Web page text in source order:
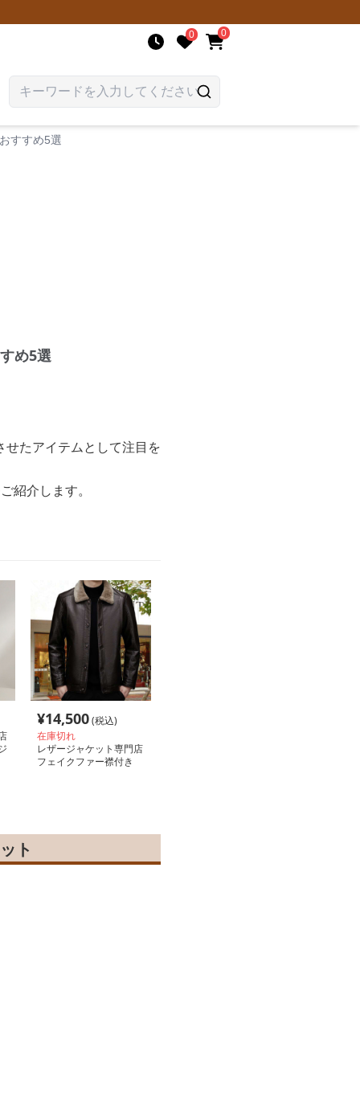
0 0
すすめ5選
め5選
たアイテムとして注目を
紹介します。
¥14,500(税込)
在庫切れ
レザージャケット専門店
フェイクファー襟付き
ト